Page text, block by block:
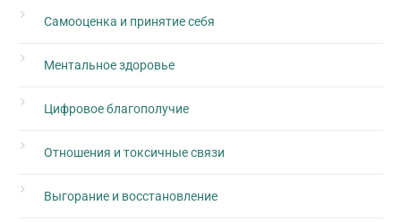
Самооценка и принятие себя
Ментальное здоровье
Цифровое благополучие
Отношения и токсичные связи
Выгорание и восстановление